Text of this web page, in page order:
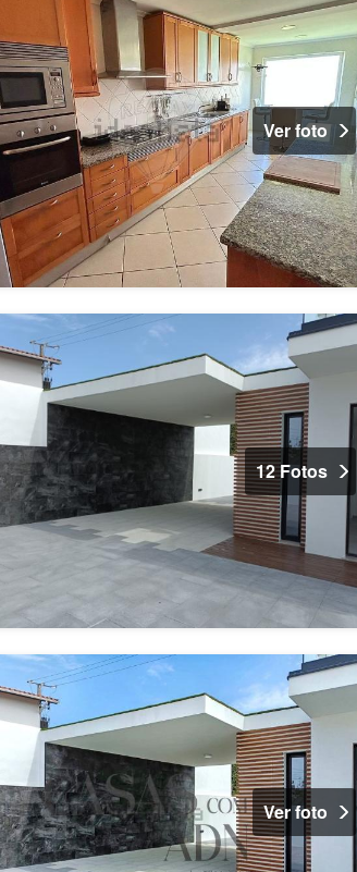
Ver foto
12 Fotos
Ver foto